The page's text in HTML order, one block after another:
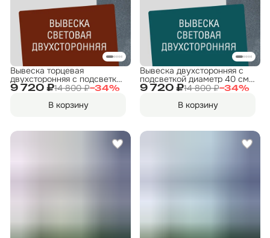
9 720 ₽14 800 ₽−34%
Вывеска торцевая
двухсторонняя с подсветкой
"Пиво" 5, диам. 40 см
В корзину
9 720 ₽14 800 ₽−34%
Вывеска двухсторонняя с
подсветкой диаметр 40 см.
"Прокат инструмента" 1
В корзину